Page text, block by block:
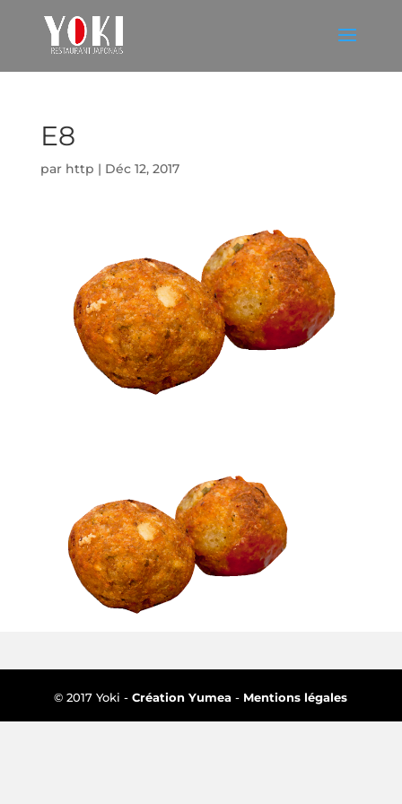
E8
par http | Déc 12, 2017
© 2017 Yoki -Création Yumea - Mentions légales